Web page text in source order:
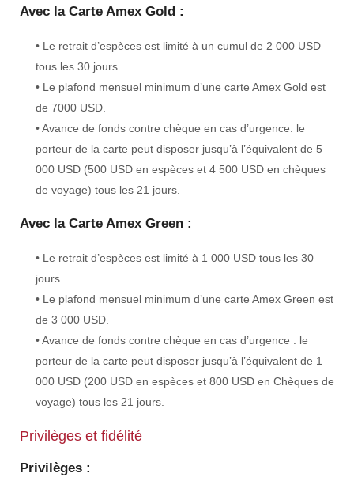
Avec la Carte Amex Gold :
• Le retrait d’espèces est limité à un cumul de 2 000 USD
tous les 30 jours.
• Le plafond mensuel minimum d’une carte Amex Gold est
de 7000 USD.
• Avance de fonds contre chèque en cas d’urgence: le
porteur de la carte peut disposer jusqu’à l’équivalent de 5
000 USD (500 USD en espèces et 4 500 USD en chèques
de voyage) tous les 21 jours.
Avec la Carte Amex Green :
• Le retrait d’espèces est limité à 1 000 USD tous les 30
jours.
• Le plafond mensuel minimum d’une carte Amex Green est
de 3 000 USD.
• Avance de fonds contre chèque en cas d’urgence : le
porteur de la carte peut disposer jusqu’à l’équivalent de 1
000 USD (200 USD en espèces et 800 USD en Chèques de
voyage) tous les 21 jours.
Privilèges et fidélité
Privilèges :